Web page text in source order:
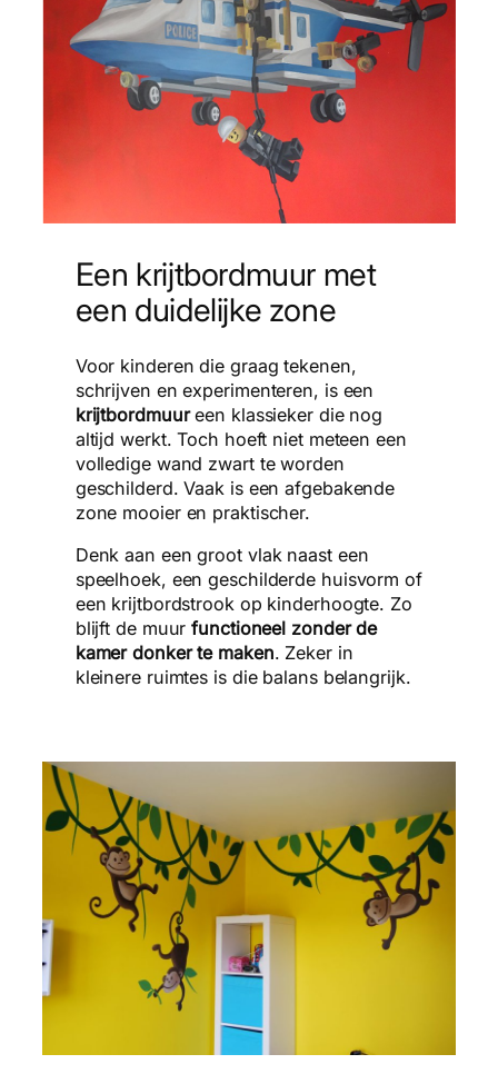
Een krijtbordmuur met
een duidelijke zone
Voor kinderen die graag tekenen,
schrijven en experimenteren, is een
krijtbordmuureen klassieker die nog
altijd werkt. Toch hoeft niet meteen een
volledige wand zwart te worden
geschilderd. Vaak is een afgebakende
zone mooier en praktischer.
Denk aan een groot vlak naast een
speelhoek, een geschilderde huisvorm of
een krijtbordstrook op kinderhoogte. Zo
blijft de muurfunctioneel zonder de
kamer donker te maken. Zeker in
kleinere ruimtes is die balans belangrijk.